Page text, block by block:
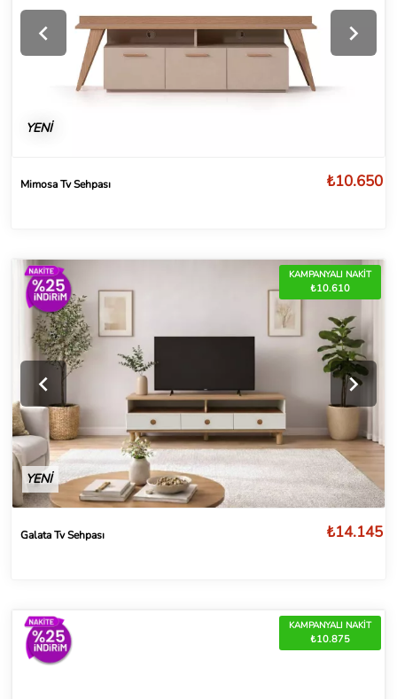
YENİ
Mimosa Tv Sehpası ₺10.650
KAMPANYALI NAKİT
₺10.610
YENİ
Galata Tv Sehpası ₺14.145
KAMPANYALI NAKİT
₺10.875